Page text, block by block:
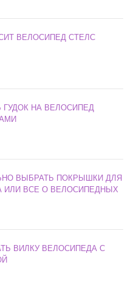
ВЕЛОСИПЕД СТЕЛС
ГУДОК НА ВЕЛОСИПЕД
ВЫБРАТЬ ПОКРЫШКИ ДЛЯ
ИЛИ ВСЕ О ВЕЛОСИПЕДНЫХ
ВИЛКУ ВЕЛОСИПЕДА С